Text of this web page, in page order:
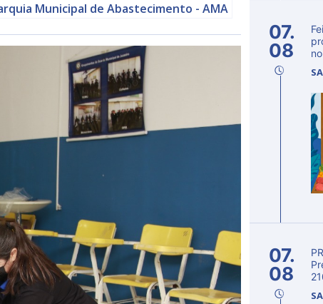
Municipal de Abastecimento - AMA
07.
08
07.
08